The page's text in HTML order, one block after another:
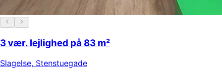
3 vær. lejlighed på 83 m²
Slagelse, Stenstuegade